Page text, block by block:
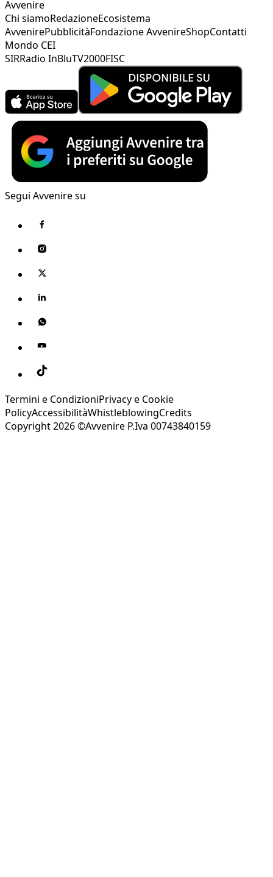
Avvenire
Chi siamoRedazioneEcosistema
AvvenirePubblicitàFondazione AvvenireShopContatti
Mondo CEI
SIRRadio InBluTV2000FISC
Segui Avvenire su
Termini e CondizioniPrivacy e Cookie
PolicyAccessibilitàWhistleblowingCredits
Copyright 2026 ©Avvenire P.Iva 00743840159